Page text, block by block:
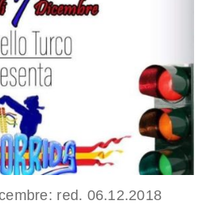
red. 06.12.2018